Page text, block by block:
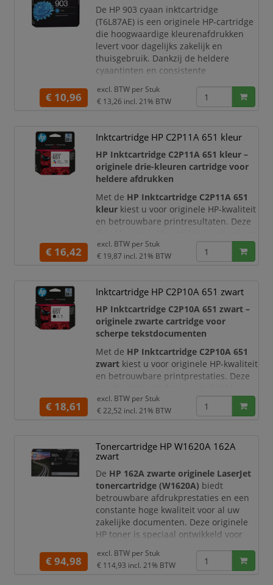
Met originele HP inkt profit
De HP 903 cyaan inktcartridge
(T6L87AE) is een originele HP-cartridge
die hoogwaardige kleurenafdrukken
levert voor dagelijks zakelijk en
thuisgebruik. Dankzij de heldere
cyaantinten en consistente
cartridge professionele documenten,
presentaties, rapporten en grafieken
Met een inhoud van 4 ml en een
afdrukcapaciteit van circa 315 pagina's
biedt deze standaardcapaciteit
cartridge een
€ 10,96
excl. BTW per Stuk
€ 13,26 incl. 21% BTW
Inktcartridge HP C2P11A 651 kleur
HP Inktcartridge C2P11A 651 kleur –
originele drie-kleuren cartridge voor
heldere afdrukken
Met de HP Inktcartridge C2P11A 651
kleur kiest u voor originele HP-kwaliteit
en betrouwbare printresultaten. Deze
voor het afdrukken van scherpe
documenten, levendige afbeeldingen
op school.
De cartridge bevat de kleurencyaan,
€ 16,42
excl. BTW per Stuk
€ 19,87 incl. 21% BTW
Inktcartridge HP C2P10A 651 zwart
HP Inktcartridge C2P10A 651 zwart –
originele zwarte cartridge voor
scherpe tekstdocumenten
Met de HP Inktcartridge C2P10A 651
zwart kiest u voor originele HP-kwaliteit
en betrouwbare printprestaties. Deze
het afdrukken van scherpe teksten,
duidelijke documenten en
kantoor, onderweg of op school.
zwarte pi
€ 18,61
excl. BTW per Stuk
€ 22,52 incl. 21% BTW
Tonercartridge HP W1620A 162A
zwart
De HP 162A zwarte originele LaserJet
tonercartridge (W1620A) biedt
betrouwbare afdrukprestaties en een
constante hoge kwaliteit voor al uw
zakelijke documenten. Deze originele
HP toner is speciaal ontwikkeld voor
zorgt voor scherpe zwarte tekst,
duidelijke lijnen en professionele
€ 94,98
excl. BTW per Stuk
€ 114,93 incl. 21% BTW